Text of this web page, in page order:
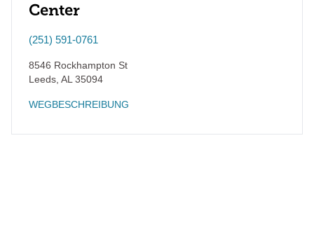
Center
(251) 591-0761
8546 Rockhampton St
Leeds AL 35094
WEGBESCHREIBUNG